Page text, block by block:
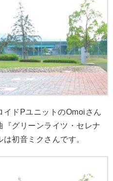
ドPユニットのOmoiさん
グリーンライツ・セレナ
初音ミクさんです。